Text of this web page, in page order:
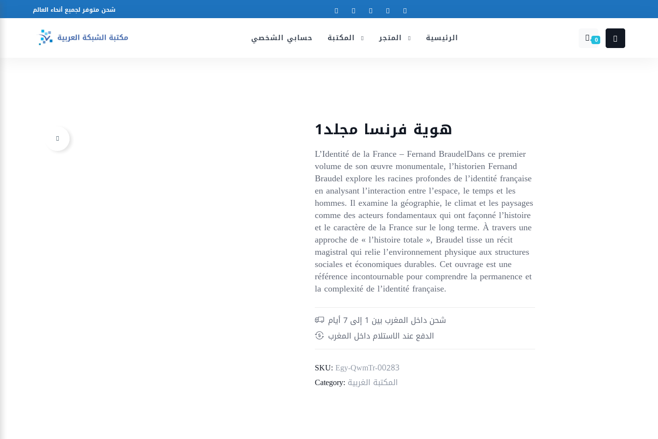
شحن متوفر لجميع أنحاء العالم
حسابي الشخصي الرئيسية 0
هوية فرنسا مجلد1
L’Identité de la France – Fernand BraudelDans ce premier
volume de son œuvre monumentale, l’historien Fernand
Braudel explore les racines profondes de l’identité française
en analysant l’interaction entre l’espace, le temps et les
hommes. Il examine la géographie, le climat et les paysages
comme des acteurs fondamentaux qui ont façonné l’histoire
et le caractère de la France sur le long terme. À travers une
approche de « l’histoire totale », Braudel tisse un récit
magistral qui relie l’environnement physique aux structures
sociales et économiques durables. Cet ouvrage est une
référence incontournable pour comprendre la permanence et
la complexité de l’identité française.
شحن داخل المغرب بين 1 إلى 7 أيام
الدفع عند الاستلام داخل المغرب
SKU: Egy-QwmTr-00283
Category: المكتبة الغربية